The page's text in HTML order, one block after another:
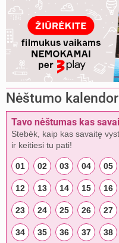
Nėštumo
Tavo nėštumas kas
Stebėk, kaip kas savaitę
ir keitiesi tu pati!
01 02 03 04 05
12 13 14 15 16
23 24 25 26 27
34 35 36 37 38